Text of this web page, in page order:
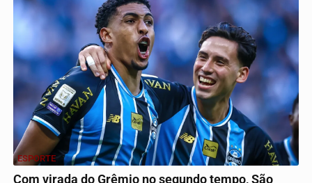
ESPORTE
Com virada do Grêmio no segundo tempo, São